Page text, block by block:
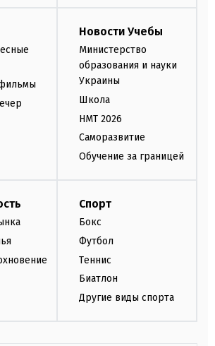
Новости Учебы
Министерство
образования и науки
Украины
Школа
НМТ 2026
Саморазвитие
Обучение за границей
Спорт
Бокс
Футбол
Теннис
Биатлон
Другие виды спорта